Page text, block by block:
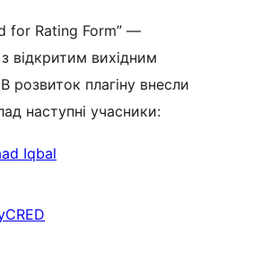
for Rating Form” —
відкритим вихідним
розвиток плагіну внесли
наступні учасники:
Iqbal